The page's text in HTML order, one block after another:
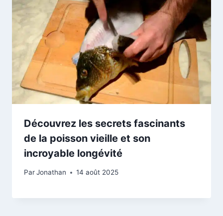
Découvrez les secrets fascinants
de la poisson vieille et son
incroyable longévité
ParJonathan 14 août 2025